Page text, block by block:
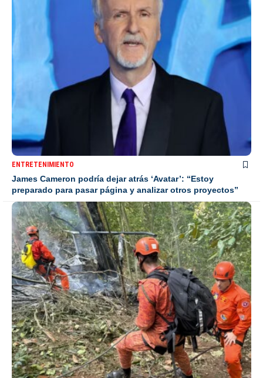
ENTRETENIMIENTO
James Cameron podría dejar atrás ‘Avatar’: “Estoy
preparado para pasar página y analizar otros proyectos”